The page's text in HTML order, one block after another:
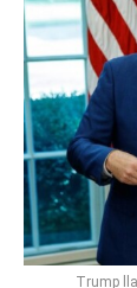
Trump